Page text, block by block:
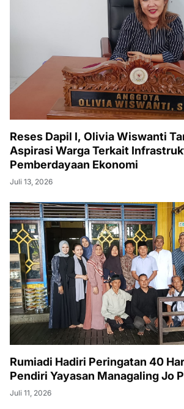
Reses Dapil I, Olivia Wiswanti
Aspirasi Warga Terkait
Pemberdayaan Ekonomi
Juli 13, 2026
Rumiadi Hadiri Peringatan 40
Pendiri Yayasan Managaling Jo
Juli 11, 2026